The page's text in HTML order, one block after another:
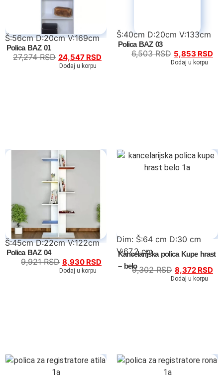
Š:56cm D:20cm V:169cm
Polica BAZ 01
27,274RSD 24,547 RSD
Dodaj u korpu
Š:40cm D:20cm V:133cm
Polica BAZ 03
6,503RSD 5,853 RSD
Dodaj u korpu
Š:45cm D:22cm V:122cm
Polica BAZ 04
9,921RSD 8,930 RSD
Dodaj u korpu
Dim: Š:64 cm D:30 cm
V:67,2 cm
Kancelarijska polica Kupe hrast
– belo9,302RSD 8,372 RSD
Dodaj u korpu